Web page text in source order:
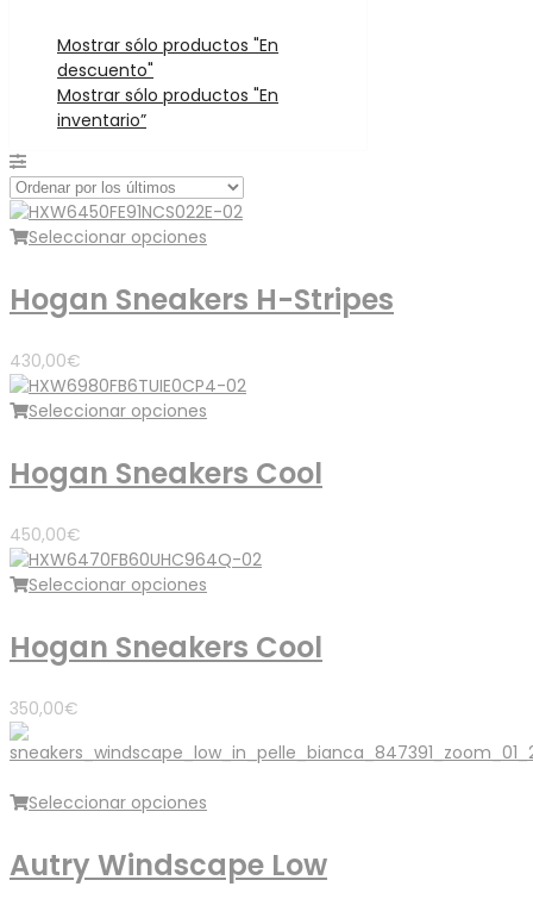
Mostrar sólo productos "En
descuento"
Mostrar sólo productos "En
inventario”
Seleccionar opciones
Hogan Sneakers H-Stripes
430,00€
Seleccionar opciones
Hogan Sneakers Cool
450,00€
Seleccionar opciones
Hogan Sneakers Cool
350,00€
Seleccionar opciones
Autry Windscape Low